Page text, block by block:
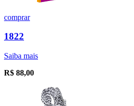
comprar
1822
Saiba mais
R$ 88,00